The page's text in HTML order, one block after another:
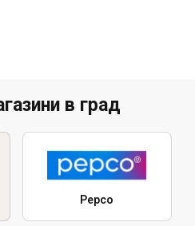
в град
Pepco